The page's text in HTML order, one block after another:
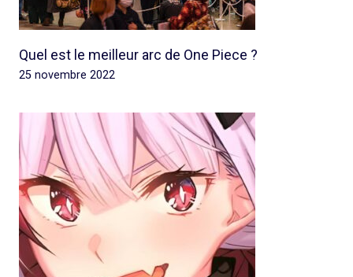
Quel est le meilleur arc de One Piece ?
25 novembre 2022